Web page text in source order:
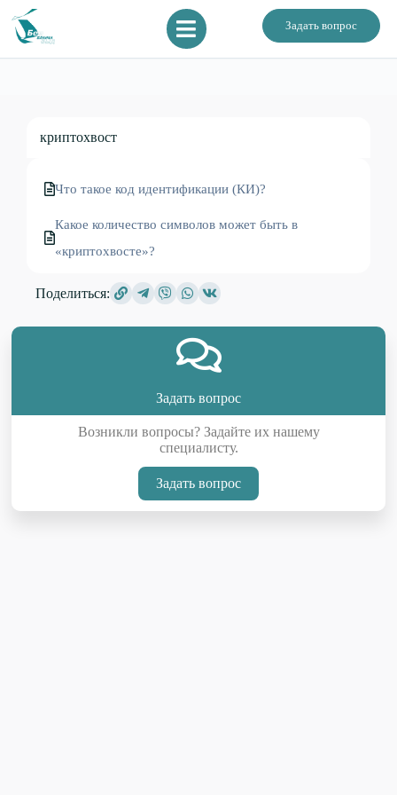
Задать вопрос
криптохвост
Что такое код идентификации (КИ)?
Какое количество символов может быть в
«криптохвосте»?
Поделиться:
Задать вопрос
Возникли вопросы? Задайте их нашему
специалисту.
Задать вопрос